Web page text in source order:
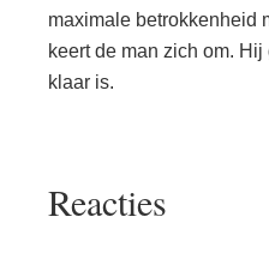
maximale betrokkenheid
keert de man zich om.
klaar is.
LeesReacties